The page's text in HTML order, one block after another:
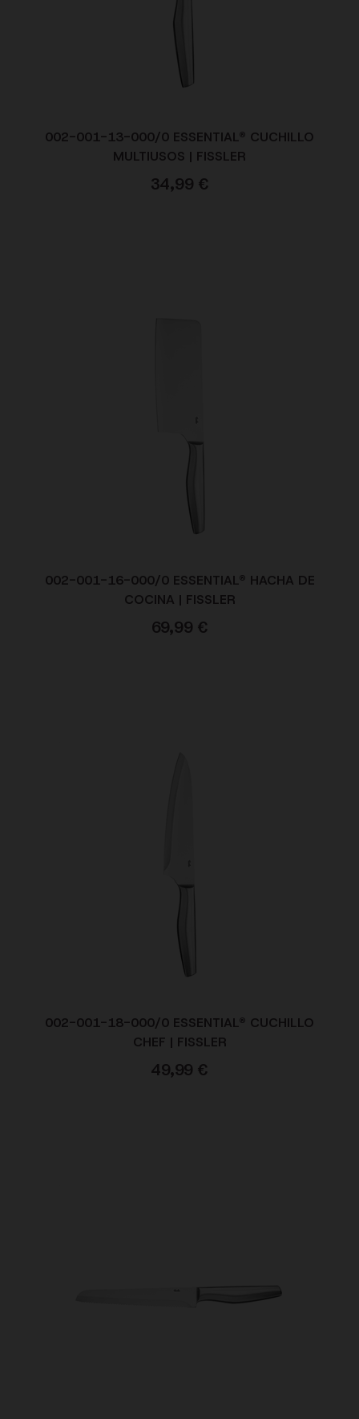
002-001-13-000/0 ESSENTIAL® CUCHILLO
MULTIUSOS | FISSLER
34,99 €
002-001-16-000/0 ESSENTIAL® HACHA DE
COCINA | FISSLER
69,99 €
002-001-18-000/0 ESSENTIAL® CUCHILLO
CHEF | FISSLER
49,99 €